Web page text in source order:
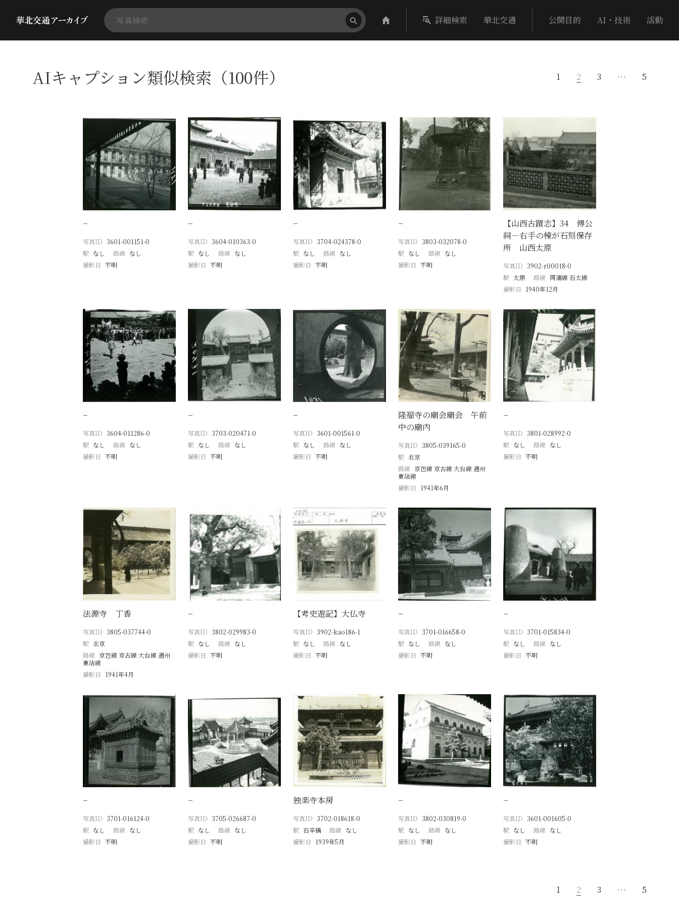
詳細検索 華北交通 公開目的 AI・技術 活動
AIキャプション類似検索（100件） 1 2 3 … 5
−
写真ID 3601-001151-0
駅 なし 路線 なし
撮影日 不明
−
写真ID 3604-010363-0
駅 なし 路線 なし
撮影日 不明
−
写真ID 3704-024378-0
駅 なし 路線 なし
撮影日 不明
−
写真ID 3803-032078-0
駅 なし 路線 なし
撮影日 不明
【山西古蹟志】34 傅公
祠―右手の棟が石刻保存
所 山西太原
写真ID 3902-r00018-0
駅 太原 路線 同蒲線 石太線
撮影日
1940年12月
−
写真ID 3604-011286-0
駅 なし 路線 なし
撮影日 不明
−
写真ID 3703-020471-0
駅 なし 路線 なし
撮影日 不明
−
写真ID 3601-001561-0
駅 なし 路線 なし
撮影日 不明
隆福寺の廟会廟会 午前
中の廟内
写真ID 3805-039165-0
駅 北京
路線 京包線 京古線 大台線 通州
東站線
撮影日
1941年6月
−
写真ID 3801-028992-0
駅 なし 路線 なし
撮影日 不明
法源寺 丁香
写真ID 3805-037744-0
駅 北京
路線 京包線 京古線 大台線 通州
東站線
撮影日
1941年4月
−
写真ID 3802-029983-0
駅 なし 路線 なし
撮影日 不明
【考史遊記】大仏寺
写真ID 3902-kao186-1
駅 なし 路線 なし
撮影日 不明
−
写真ID 3701-016658-0
駅 なし 路線 なし
撮影日 不明
−
写真ID 3701-015834-0
駅 なし 路線 なし
撮影日 不明
−
写真ID 3701-016124-0
駅 なし 路線 なし
撮影日 不明
−
写真ID 3705-026687-0
駅 なし 路線 なし
撮影日 不明
独楽寺本房
写真ID 3702-018618-0
駅 石辛橋 路線 なし
撮影日
1939年5月
−
写真ID 3802-030819-0
駅 なし 路線 なし
撮影日 不明
−
写真ID 3601-001605-0
駅 なし 路線 なし
撮影日 不明
1 2 3 … 5